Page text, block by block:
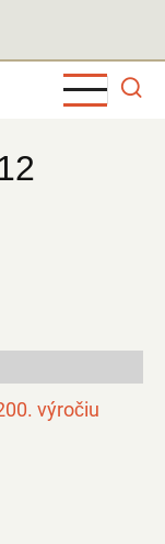
výročiu